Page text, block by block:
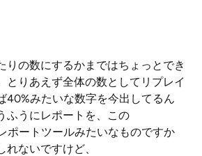
りの数にするかまではちょっとでき
とりあえず全体の数としてリプレイ
40%みたいな数字を今出してるん
ふうにレポートを、この
ポートツールみたいなものですか
ないですけど、